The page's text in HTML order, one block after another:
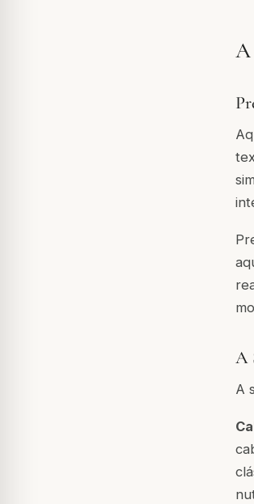
A
A
A